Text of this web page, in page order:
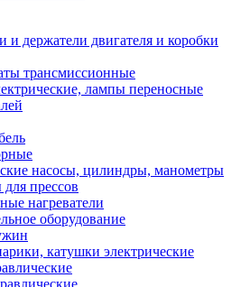
и держатели двигателя и коробки
трансмиссионные
лампы переносные
насосы, цилиндры, манометры
прессов
нагреватели
оборудование
катушки электрические